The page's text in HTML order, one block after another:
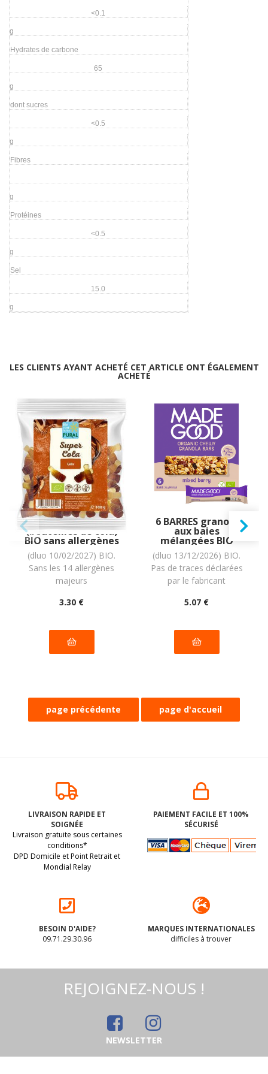
<0.1
g
Hydrates de carbone
65
g
dont sucres
<0.5
g
Fibres
g
Protéines
<0.5
g
Sel
15.0
g
LES CLIENTS AYANT ACHETÉ CET ARTICLE ONT ÉGALEMENT
ACHETÉ
Bonbons Super Cola
(bouteilles de cola)
BIO sans allergènes
Pural : 100g
(dluo 10/02/2027) BIO.
Sans les 14 allergènes
majeurs
3.30 €
6 BARRES granola
aux baies
mélangées BIO
vegan sans les 9
allergènes majeurs
MadeGood : (6x24g)
= 144g
(dluo 13/12/2026) BIO.
Pas de traces déclarées
par le fabricant
5.07 €
Biscuits au cacao
crème vanille
vegan sans
allergènes
Hammermülhe :
125 grammes
(dluo 02/03/2027) Sans
les 14 allergènes
majeurs.
Grande CAROTTE
feutrine ORANGE à
remplir pour la
chasse aux oeufs : 6
grammes
mains des tout-petits
LIVRAISON RAPIDE ET
SOIGNÉE
Livraison gratuite sous certaines
conditions*
DPD Domicile et Point Retrait et
Mondial Relay
PAIEMENT FACILE ET 100%
SÉCURISÉ
BESOIN D'AIDE?
09.71.29.30.96
MARQUES INTERNATIONALES
difficiles à trouver
REJOIGNEZ-NOUS !
NEWSLETTER